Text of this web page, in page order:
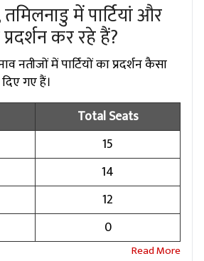
तमिलनाडु में पार्टियां और
कर रहे हैं?
नतीजों में पार्टियों का प्रदर्शन कैसा
गए हैं।
Total Seats
15
14
12
0